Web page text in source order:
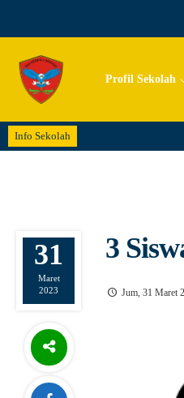
Profil Sekolah
Info Sekolah
31
Maret
2023
3
Jum, 31 Maret